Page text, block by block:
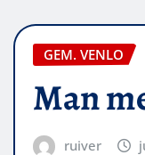
GEM. VENLO
Man
ruiver